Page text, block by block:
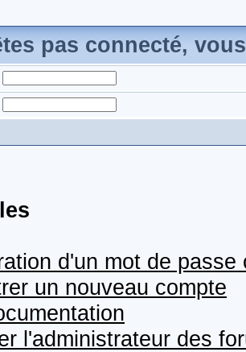
pas connecté,
d'un mot de passe
un nouveau compte
l'administrateur des